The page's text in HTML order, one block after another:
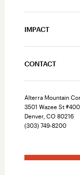
IMPACT
CONTACT
Alterra Mountain
3501 Wazee St #400
Denver, CO 80216
(303) 749-8200